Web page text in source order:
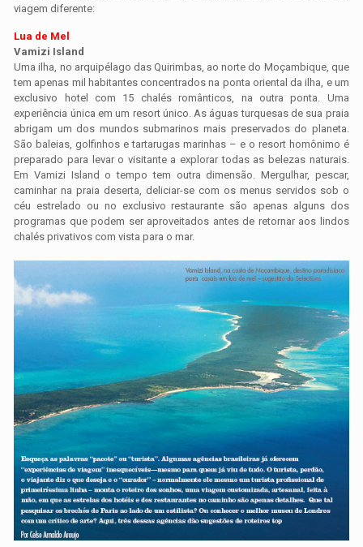
viagem diferente:
Lua de Mel
Vamizi Island
Uma ilha, no arquipélago das Quirimbas, ao norte do Moçambique, que
tem apenas mil habitantes concentrados na ponta oriental da ilha, e um
exclusivo hotel com 15 chalés românticos, na outra ponta. Uma
experiência única em um resort único. As águas turquesas de sua praia
abrigam um dos mundos submarinos mais preservados do planeta.
São baleias, golfinhos e tartarugas marinhas – e o resort homônimo é
preparado para levar o visitante a explorar todas as belezas naturais.
Em Vamizi Island o tempo tem outra dimensão. Mergulhar, pescar,
caminhar na praia deserta, deliciar-se com os menus servidos sob o
céu estrelado ou no exclusivo restaurante são apenas alguns dos
programas que podem ser aproveitados antes de retornar aos lindos
chalés privativos com vista para o mar.